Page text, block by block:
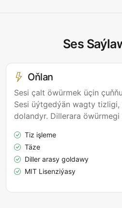
Ses
Oňlan
Sesi çalt öwürmek üçin
Sesi üýtgedýän wagty
dolandyr. Dillerara öwürmegi
Tiz işleme
Täze
Diller arasy goldawy
MIT Lisenziýasy